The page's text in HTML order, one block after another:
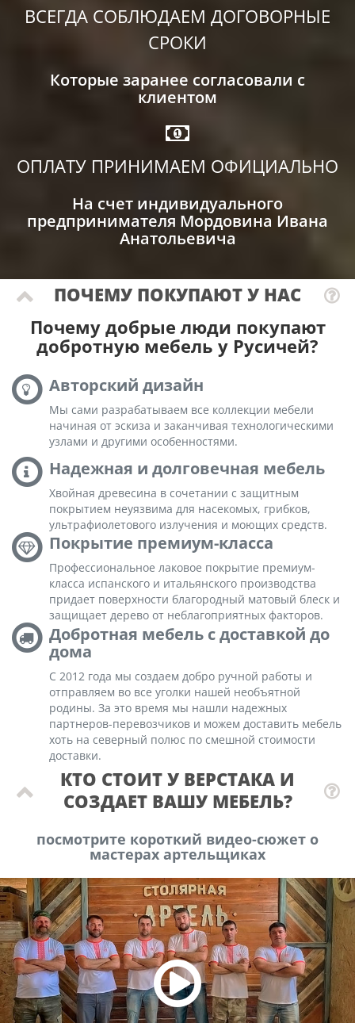
ВСЕГДА СОБЛЮДАЕМ ДОГОВОРНЫЕ
СРОКИ
Которые заранее согласовали с
клиентом
ОПЛАТУ ПРИНИМАЕМ ОФИЦИАЛЬНО
На счет индивидуального
предпринимателя Мордовина Ивана
Анатольевича
ПОЧЕМУ ПОКУПАЮТ У НАС
Почему добрые люди покупают
добротную мебель у Русичей?
Авторский дизайн
Мы сами разрабатываем все коллекции мебели
начиная от эскиза и заканчивая технологическими
узлами и другими особенностями.
Надежная и долговечная мебель
Хвойная древесина в сочетании с защитным
покрытием неуязвима для насекомых, грибков,
ультрафиолетового излучения и моющих средств.
Покрытие премиум-класса
Профессиональное лаковое покрытие премиум-
класса испанского и итальянского производства
придает поверхности благородный матовый блеск и
защищает дерево от неблагоприятных факторов.
Добротная мебель с доставкой до
дома
С 2012 года мы создаем добро ручной работы и
отправляем во все уголки нашей необъятной
родины. За это время мы нашли надежных
партнеров-перевозчиков и можем доставить мебель
хоть на северный полюс по смешной стоимости
доставки.
КТО СТОИТ У ВЕРСТАКА И
СОЗДАЕТ ВАШУ МЕБЕЛЬ?
посмотрите короткий видео-сюжет о
мастерах артельщиках